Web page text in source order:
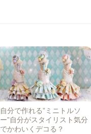
自分で作れる”ミニトルソ
ー”自分がスタイリスト気分
でかわいくデコる？